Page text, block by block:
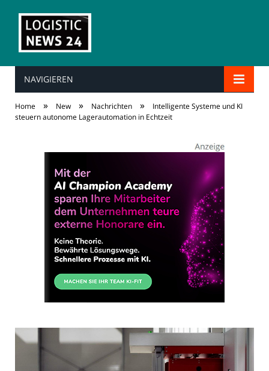
NAVIGIEREN
Home » New » Nachrichten »
Intelligente Systeme und KI
steuern autonome Lagerautomation in Echtzeit